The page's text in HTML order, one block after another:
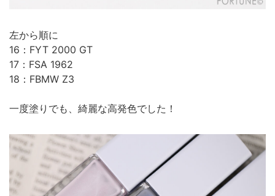
左から順に
16：FYT 2000 GT
17：FSA 1962
18：FBMW Z3
一度塗りでも、綺麗な高発色でした！